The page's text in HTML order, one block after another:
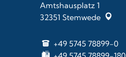
Amtshausplatz 1
32351 Stemwede
+49 5745 78899-0